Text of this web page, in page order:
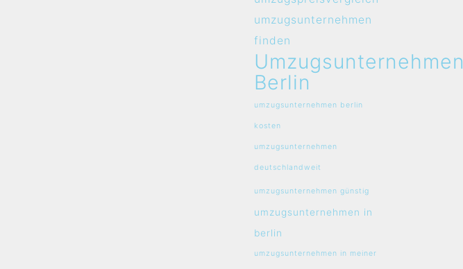
umzugsunternehmen
finden
Umzugsunternehmen
Berlin
umzugsunternehmen berlin
kosten
umzugsunternehmen
deutschlandweit
umzugsunternehmen günstig
umzugsunternehmen in
berlin
umzugsunternehmen in meiner